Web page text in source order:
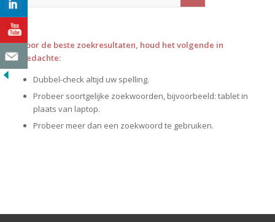
Voor de beste zoekresultaten, houd het volgende in
gedachte:
Dubbel-check altijd uw spelling.
Probeer soortgelijke zoekwoorden, bijvoorbeeld: tablet in
plaats van laptop.
Probeer meer dan een zoekwoord te gebruiken.